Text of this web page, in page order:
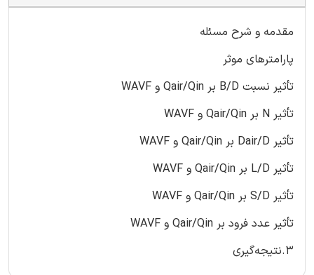
مقدمه و شرح مسئله
پارامترهای موثر
تأثیر نسبت B/D بر Qair/Qin و WAVF
تأثیر N بر Qair/Qin و WAVF
تأثیر Dair/D بر Qair/Qin و WAVF
تأثیر L/D بر Qair/Qin و WAVF
تأثیر S/D بر Qair/Qin و WAVF
تأثیر عدد فرود بر Qair/Qin و WAVF
3.نتیجه‌گیری